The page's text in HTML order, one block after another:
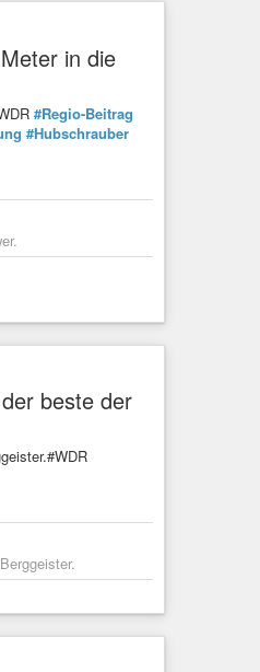
in die
#Regio-Beitrag
#Hubschrauber
beste der